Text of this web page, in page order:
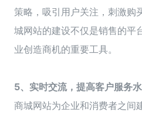
策略，吸引用户关注，刺激购
城网站的建设不仅是销售的平
业创造商机的重要工具。
5、实时交流，提高客户服务
商城网站为企业和消费者之间